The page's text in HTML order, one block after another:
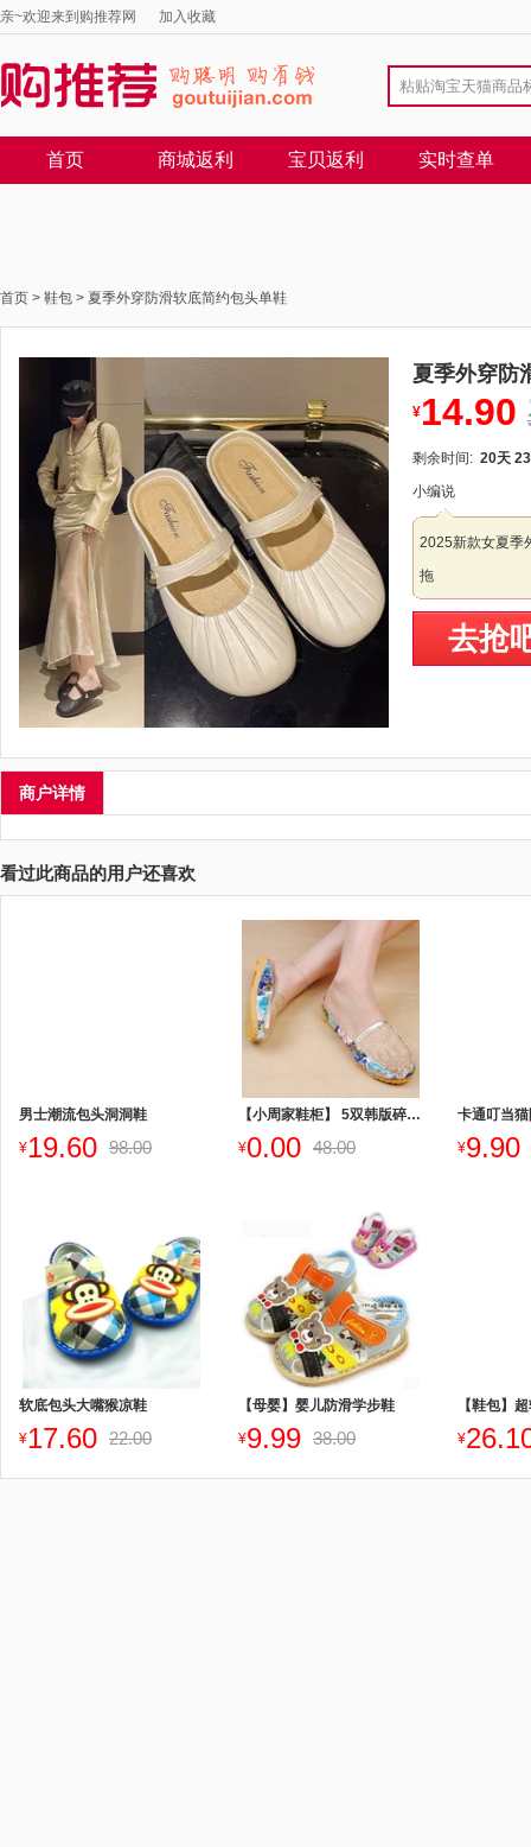
亲~欢迎来到购推荐网 加入收藏
首页 商城返利 宝贝返利 实时查单
首页 > 鞋包 > 夏季外穿防滑软底简约包头单鞋
夏季外穿防
¥14.90
剩余时间: 20天
小编说
2025新款女夏季
拖
去抢
商户详情
看过此商品的用户还喜欢
男士潮流包头洞洞鞋
¥19.60 98.00
【小周家鞋柜】 5双韩版碎花蕾丝网纱拖鞋
¥0.00 48.00
卡通叮当
¥9.90
软底包头大嘴猴凉鞋
¥17.60 22.00
【母婴】婴儿防滑学步鞋
¥9.99 38.00
【鞋包】
¥